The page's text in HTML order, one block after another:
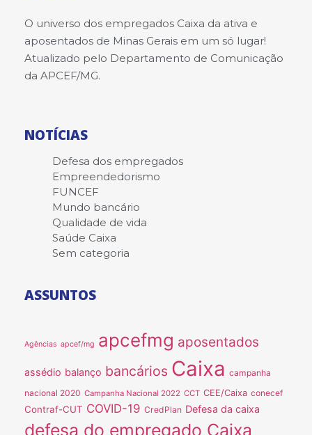
O universo dos empregados Caixa da ativa e
aposentados de Minas Gerais em um só lugar!
Atualizado pelo Departamento de Comunicação
da APCEF/MG.
NOTÍCIAS
Defesa dos empregados
Empreendedorismo
FUNCEF
Mundo bancário
Qualidade de vida
Saúde Caixa
Sem categoria
ASSUNTOS
Agências apcef/mg apcefmg aposentados
assédio balanço bancários Caixa campanha
nacional 2020 Campanha Nacional 2022 CCT CEE/Caixa conecef
Contraf-CUT COVID-19 CredPlan Defesa da caixa
defesa do empregado Caixa